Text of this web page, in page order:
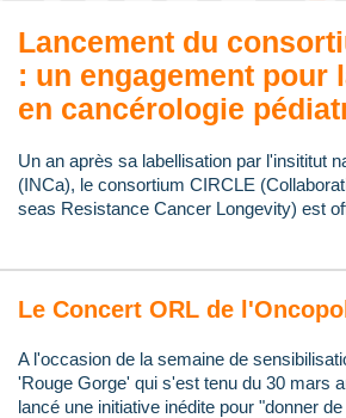
Lancement du
: un engagement pour
en cancérologie
Un an après sa labellisation par l'insititut
(INCa), le consortium CIRCLE
seas Resistance Cancer Longevity) est
Le Concert ORL de
A l'occasion de la semaine de
'Rouge Gorge' qui s'est tenu du 30 mars
lancé une initiative inédite pour "donner